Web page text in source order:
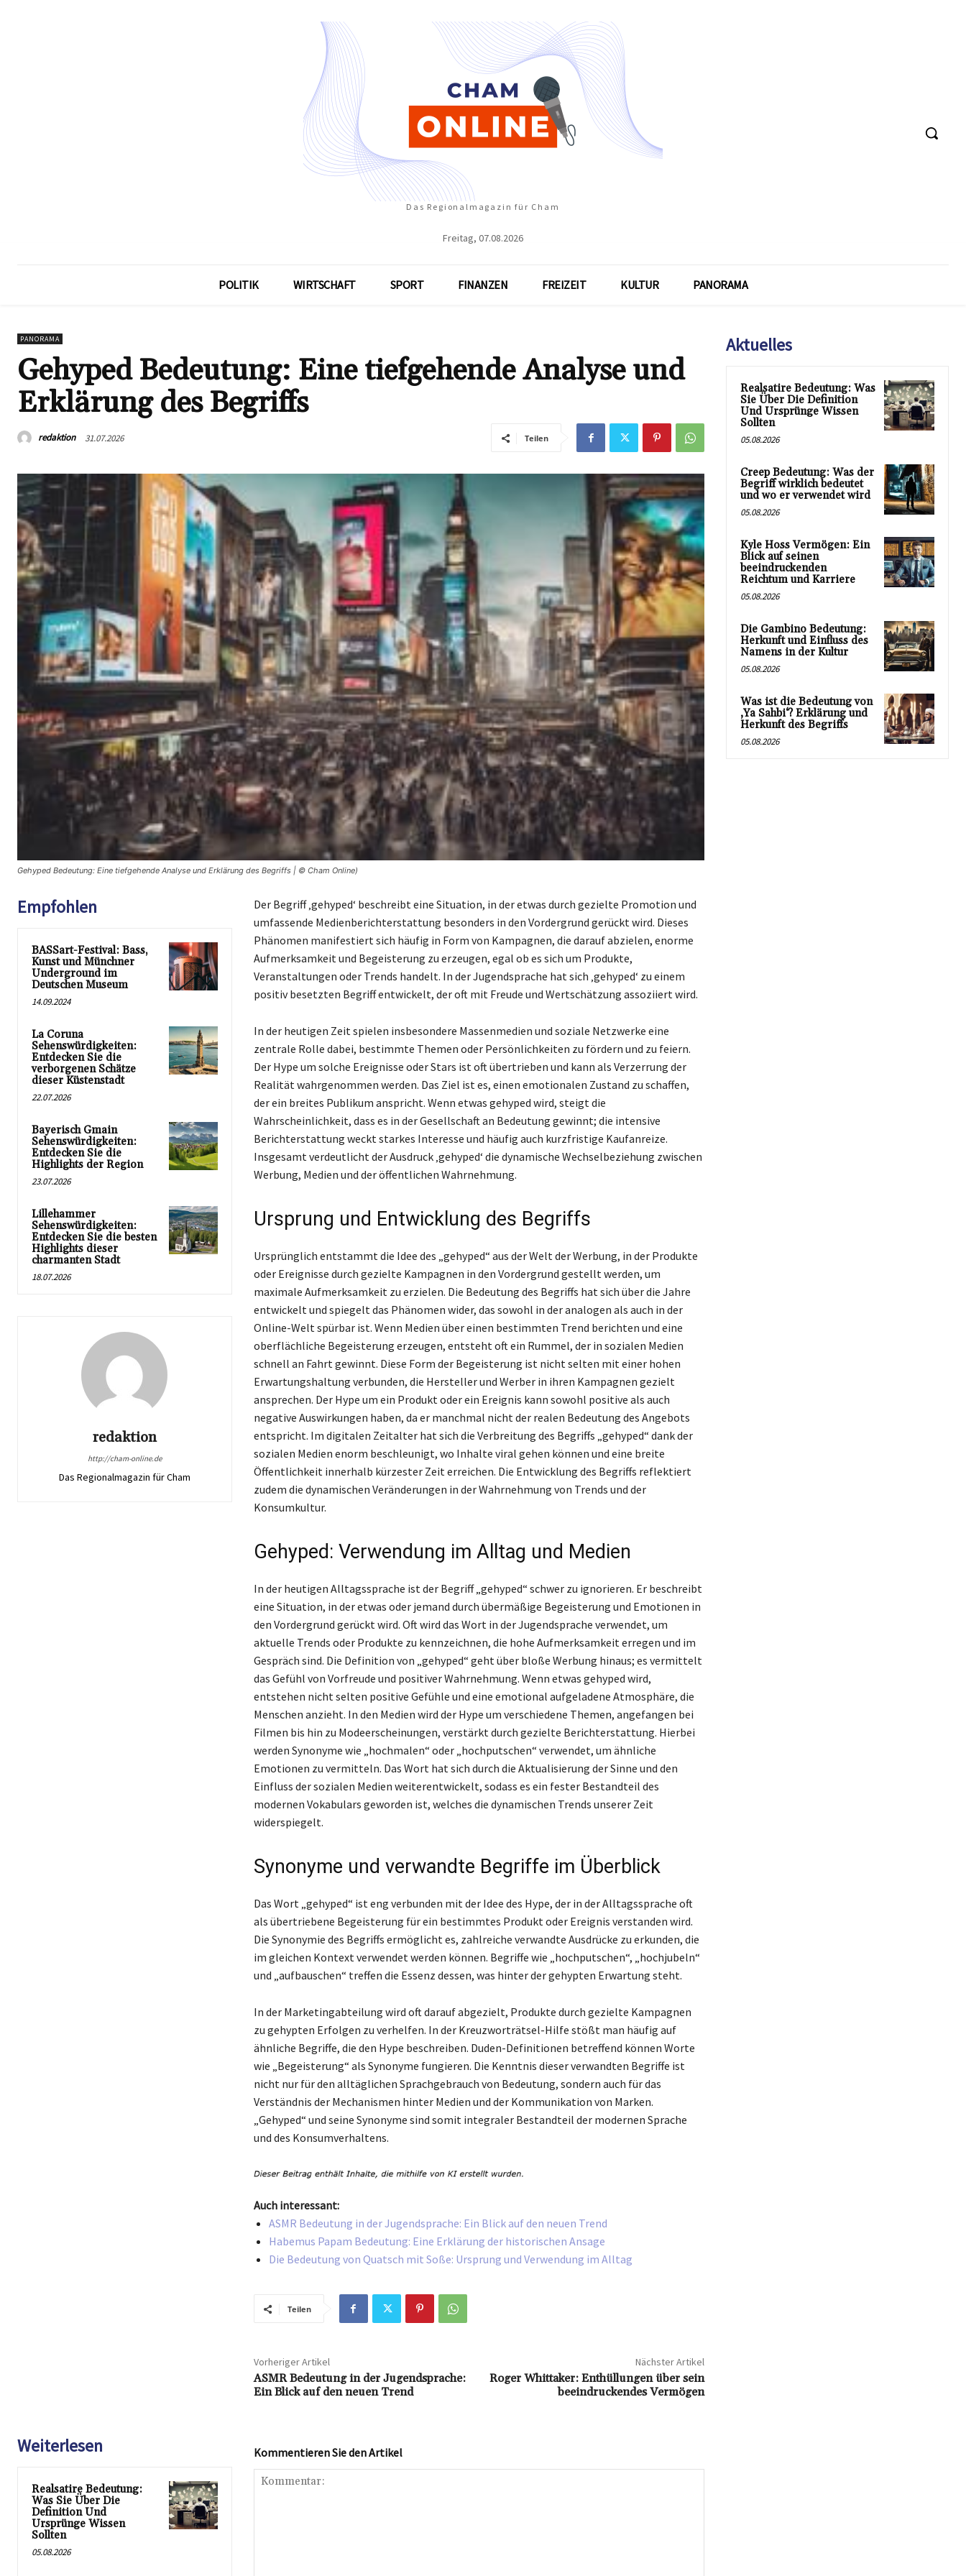
Das Regionalmagazin für Cham
Freitag, 07.08.2026
POLITIK WIRTSCHAFT SPORT FINANZEN FREIZEIT KULTUR PANORAMA
PANORAMA
Gehyped Bedeutung: Eine tiefgehende Analyse und
Erklärung des Begriffs
redaktion 31.07.2026 Teilen
Gehyped Bedeutung: Eine tiefgehende Analyse und Erklärung des Begriffs | © Cham Online)
Empfohlen
BASSart-Festival: Bass,
Kunst und Münchner
Underground im
Deutschen Museum
14.09.2024
La Coruna
Sehenswürdigkeiten:
Entdecken Sie die
verborgenen Schätze
dieser Küstenstadt
22.07.2026
Bayerisch Gmain
Sehenswürdigkeiten:
Entdecken Sie die
Highlights der Region
23.07.2026
Lillehammer
Sehenswürdigkeiten:
Entdecken Sie die besten
Highlights dieser
charmanten Stadt
18.07.2026
redaktion
http://cham-online.de
Das Regionalmagazin für Cham
Der Begriff ‚gehyped‘ beschreibt eine Situation, in der etwas durch gezielte Promotion und
umfassende Medienberichterstattung besonders in den Vordergrund gerückt wird. Dieses
Phänomen manifestiert sich häufig in Form von Kampagnen, die darauf abzielen, enorme
Aufmerksamkeit und Begeisterung zu erzeugen, egal ob es sich um Produkte,
Veranstaltungen oder Trends handelt. In der Jugendsprache hat sich ‚gehyped‘ zu einem
positiv besetzten Begriff entwickelt, der oft mit Freude und Wertschätzung assoziiert wird.
In der heutigen Zeit spielen insbesondere Massenmedien und soziale Netzwerke eine
zentrale Rolle dabei, bestimmte Themen oder Persönlichkeiten zu fördern und zu feiern.
Der Hype um solche Ereignisse oder Stars ist oft übertrieben und kann als Verzerrung der
Realität wahrgenommen werden. Das Ziel ist es, einen emotionalen Zustand zu schaffen,
der ein breites Publikum anspricht. Wenn etwas gehyped wird, steigt die
Wahrscheinlichkeit, dass es in der Gesellschaft an Bedeutung gewinnt; die intensive
Berichterstattung weckt starkes Interesse und häufig auch kurzfristige Kaufanreize.
Insgesamt verdeutlicht der Ausdruck ‚gehyped‘ die dynamische Wechselbeziehung zwischen
Werbung, Medien und der öffentlichen Wahrnehmung.
Ursprung und Entwicklung des Begriffs
Ursprünglich entstammt die Idee des „gehyped“ aus der Welt der Werbung, in der Produkte
oder Ereignisse durch gezielte Kampagnen in den Vordergrund gestellt werden, um
maximale Aufmerksamkeit zu erzielen. Die Bedeutung des Begriffs hat sich über die Jahre
entwickelt und spiegelt das Phänomen wider, das sowohl in der analogen als auch in der
Online-Welt spürbar ist. Wenn Medien über einen bestimmten Trend berichten und eine
oberflächliche Begeisterung erzeugen, entsteht oft ein Rummel, der in sozialen Medien
schnell an Fahrt gewinnt. Diese Form der Begeisterung ist nicht selten mit einer hohen
Erwartungshaltung verbunden, die Hersteller und Werber in ihren Kampagnen gezielt
ansprechen. Der Hype um ein Produkt oder ein Ereignis kann sowohl positive als auch
negative Auswirkungen haben, da er manchmal nicht der realen Bedeutung des Angebots
entspricht. Im digitalen Zeitalter hat sich die Verbreitung des Begriffs „gehyped“ dank der
sozialen Medien enorm beschleunigt, wo Inhalte viral gehen können und eine breite
Öffentlichkeit innerhalb kürzester Zeit erreichen. Die Entwicklung des Begriffs reflektiert
zudem die dynamischen Veränderungen in der Wahrnehmung von Trends und der
Konsumkultur.
Gehyped: Verwendung im Alltag und Medien
In der heutigen Alltagssprache ist der Begriff „gehyped“ schwer zu ignorieren. Er beschreibt
eine Situation, in der etwas oder jemand durch übermäßige Begeisterung und Emotionen in
den Vordergrund gerückt wird. Oft wird das Wort in der Jugendsprache verwendet, um
aktuelle Trends oder Produkte zu kennzeichnen, die hohe Aufmerksamkeit erregen und im
Gespräch sind. Die Definition von „gehyped“ geht über bloße Werbung hinaus; es vermittelt
das Gefühl von Vorfreude und positiver Wahrnehmung. Wenn etwas gehyped wird,
entstehen nicht selten positive Gefühle und eine emotional aufgeladene Atmosphäre, die
Menschen anzieht. In den Medien wird der Hype um verschiedene Themen, angefangen bei
Filmen bis hin zu Modeerscheinungen, verstärkt durch gezielte Berichterstattung. Hierbei
werden Synonyme wie „hochmalen“ oder „hochputschen“ verwendet, um ähnliche
Emotionen zu vermitteln. Das Wort hat sich durch die Aktualisierung der Sinne und den
Einfluss der sozialen Medien weiterentwickelt, sodass es ein fester Bestandteil des
modernen Vokabulars geworden ist, welches die dynamischen Trends unserer Zeit
widerspiegelt.
Synonyme und verwandte Begriffe im Überblick
Das Wort „gehyped“ ist eng verbunden mit der Idee des Hype, der in der Alltagssprache oft
als übertriebene Begeisterung für ein bestimmtes Produkt oder Ereignis verstanden wird.
Die Synonymie des Begriffs ermöglicht es, zahlreiche verwandte Ausdrücke zu erkunden, die
im gleichen Kontext verwendet werden können. Begriffe wie „hochputschen“, „hochjubeln“
und „aufbauschen“ treffen die Essenz dessen, was hinter der gehypten Erwartung steht.
In der Marketingabteilung wird oft darauf abgezielt, Produkte durch gezielte Kampagnen
zu gehypten Erfolgen zu verhelfen. In der Kreuzworträtsel-Hilfe stößt man häufig auf
ähnliche Begriffe, die den Hype beschreiben. Duden-Definitionen betreffend können Worte
wie „Begeisterung“ als Synonyme fungieren. Die Kenntnis dieser verwandten Begriffe ist
nicht nur für den alltäglichen Sprachgebrauch von Bedeutung, sondern auch für das
Verständnis der Mechanismen hinter Medien und der Kommunikation von Marken.
„Gehyped“ und seine Synonyme sind somit integraler Bestandteil der modernen Sprache
und des Konsumverhaltens.
Auch interessant:
ASMR Bedeutung in der Jugendsprache: Ein Blick auf den neuen Trend
Habemus Papam Bedeutung: Eine Erklärung der historischen Ansage
Die Bedeutung von Quatsch mit Soße: Ursprung und Verwendung im Alltag
Teilen
Vorheriger Artikel
ASMR Bedeutung in der Jugendsprache:
Ein Blick auf den neuen Trend
Nächster Artikel
Roger Whittaker: Enthüllungen über sein
beeindruckendes Vermögen
Weiterlesen
Realsatire Bedeutung:
Was Sie Über Die
Definition Und
Ursprünge Wissen
Sollten
05.08.2026
Kommentieren Sie den Artikel
Aktuelles
Realsatire Bedeutung: Was
Sie Über Die Definition
Und Ursprünge Wissen
Sollten
05.08.2026
Creep Bedeutung: Was der
Begriff wirklich bedeutet
und wo er verwendet wird
05.08.2026
Kyle Hoss Vermögen: Ein
Blick auf seinen
beeindruckenden
Reichtum und Karriere
05.08.2026
Die Gambino Bedeutung:
Herkunft und Einfluss des
Namens in der Kultur
05.08.2026
Was ist die Bedeutung von
‚Ya Sahbi‘? Erklärung und
Herkunft des Begriffs
05.08.2026